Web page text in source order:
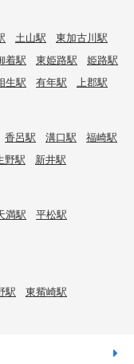
土山駅
東加古川駅
着駅 東姫路駅
姫路駅
生駅 有年駅 上郡駅
香呂駅 溝口駅
福崎駅
野駅 新井駅
満駅
平松駅
駅
東觜崎駅